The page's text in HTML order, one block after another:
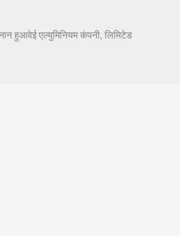
हुआवेई एल्युमिनियम कंपनी, लिमिटेड